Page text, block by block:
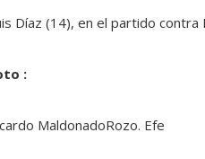
Díaz (14), en el partido contra
:
MaldonadoRozo. Efe